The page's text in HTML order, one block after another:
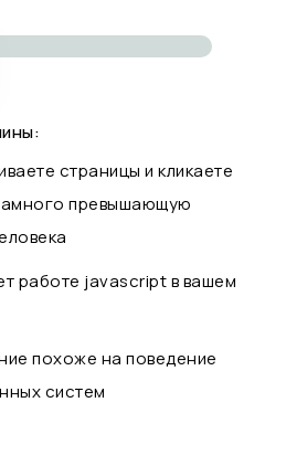
страницы и кликаете
превышающую
работе javascript в вашем
похоже на поведение
систем